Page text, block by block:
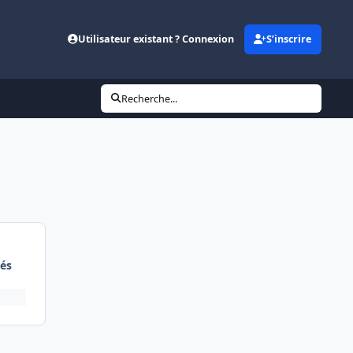
Utilisateur existant ? Connexion S’inscrire
Recherche...